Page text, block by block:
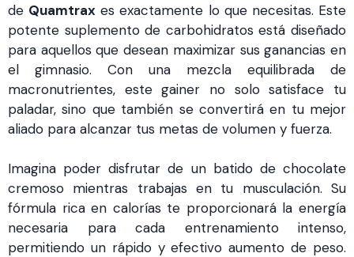
de Quamtrax es exactamente lo que necesitas. Este
potente suplemento de carbohidratos está diseñado
para aquellos que desean maximizar sus ganancias en
el gimnasio. Con una mezcla equilibrada de
macronutrientes, este gainer no solo satisface tu
paladar, sino que también se convertirá en tu mejor
aliado para alcanzar tus metas de volumen y fuerza.
Imagina poder disfrutar de un batido de chocolate
cremoso mientras trabajas en tu musculación. Su
fórmula rica en calorías te proporcionará la energía
necesaria para cada entrenamiento intenso,
permitiendo un rápido y efectivo aumento de peso.